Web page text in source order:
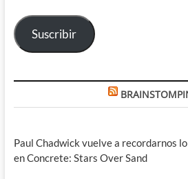
electrónico
Suscribir
Paul Chadwick vuelve a recordarnos
en Concrete: Stars Over Sand